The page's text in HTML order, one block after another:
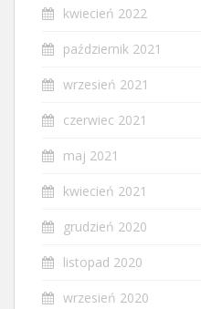
kwiecień 2022
październik 2021
wrzesień 2021
czerwiec 2021
maj 2021
kwiecień 2021
grudzień 2020
listopad 2020
wrzesień 2020